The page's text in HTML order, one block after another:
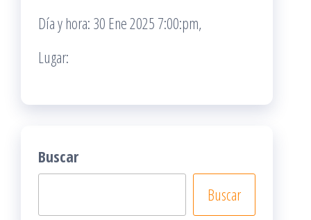
Día y hora: 30 Ene 2025 7:00:pm,
Lugar:
Buscar
Buscar